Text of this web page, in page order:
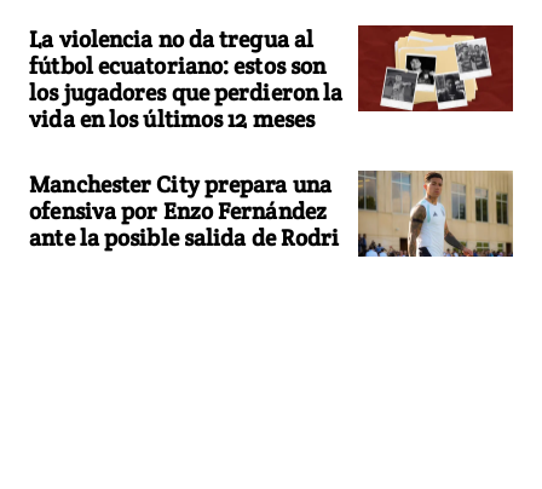
La violencia no da tregua al
fútbol ecuatoriano: estos son
los jugadores que perdieron la
vida en los últimos 12 meses
Manchester City prepara una
ofensiva por Enzo Fernández
ante la posible salida de Rodri